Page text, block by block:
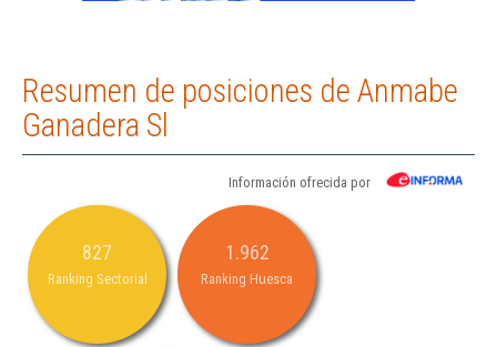
Resumen de posiciones de Anmabe
Ganadera Sl
Información ofrecida por
827
Ranking Sectorial
1.962
Ranking Huesca